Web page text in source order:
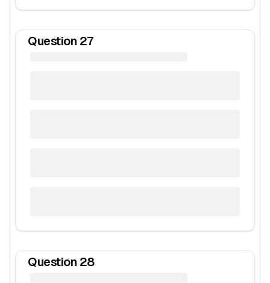
Question 27
Question 28